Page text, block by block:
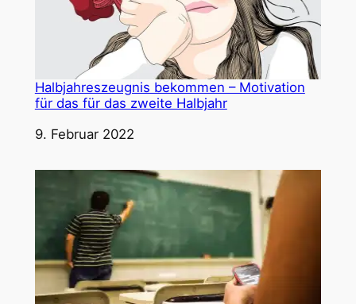
Halbjahreszeugnis bekommen – Motivation
für das für das zweite Halbjahr
Datum
9. Februar 2022